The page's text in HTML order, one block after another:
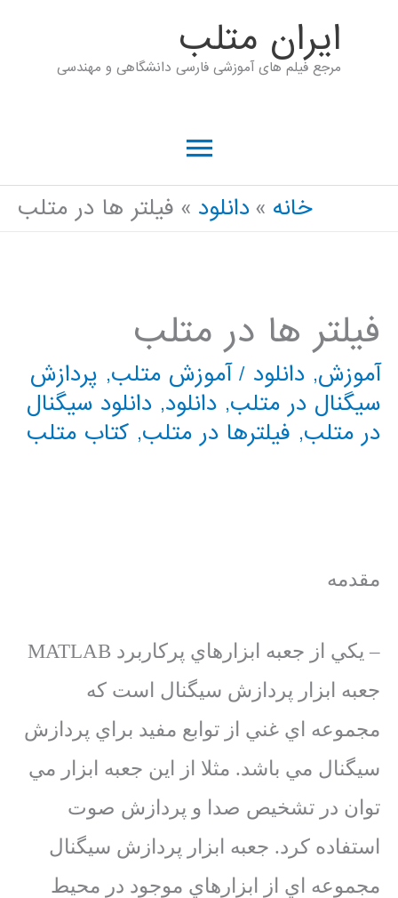
ايران متلب
مرجع فیلم های آموزشی فارسی دانشگاهی و مهندسی
فهرست
اصلی
خانه دانلود فیلتر ها در متلب
فیلتر ها در متلب
آموزش, دانلود /آموزش متلب, پردازش
سیگنال در متلب, دانلود, دانلود سیگنال
در متلب, فیلترها در متلب, کتاب متلب
مقدمه
– يكي از جعبه ابزارهاي پركاربرد MATLAB
جعبه ابزار پردازش سيگنال است كه
مجموعه اي غني از توابع مفيد براي پردازش
سيگنال مي باشد. مثلا از اين جعبه ابزار مي
توان در تشخيص صدا و پردازش صوت
استفاده كرد. جعبه ابزار پردازش سيگنال
مجموعه اي از ابزارهاي موجود در محيط